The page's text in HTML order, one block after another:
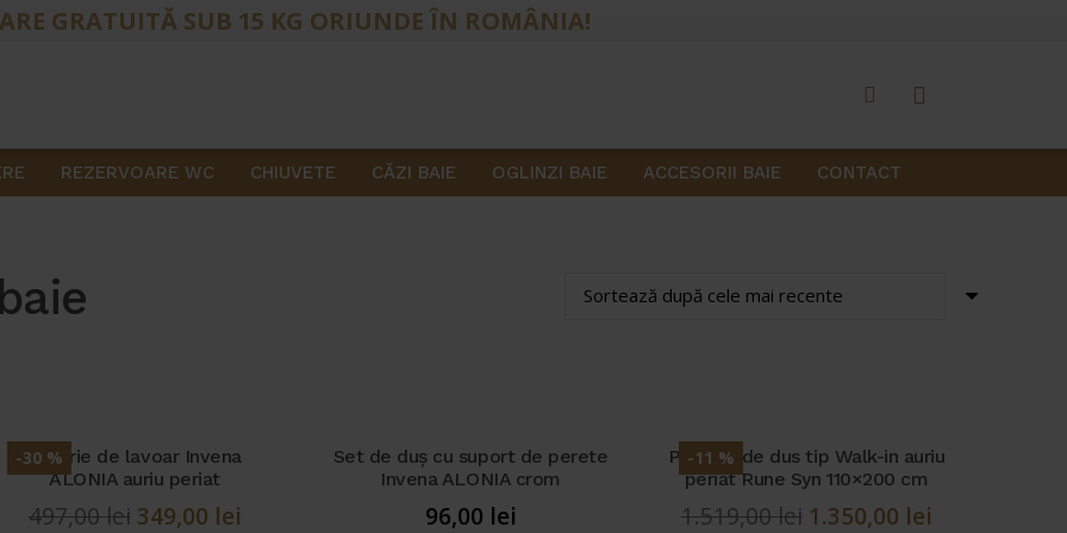
GRATUITĂ SUB 15 KG ORIUNDE ÎN ROMÂNIA!
REZERVOARE WC CHIUVETE CĂZI BAIE OGLINZI BAIE ACCESORII BAIE CONTACT
baie
-30 %
Baterie de lavoar Invena
ALONIA auriu periat
497,00lei Prețul
349,00 lei
Set de duș cu suport de perete
Invena ALONIA crom
96,00 lei
-11 %
Paravan de dus tip Walk-in auriu
periat Rune Syn 110×200 cm
1.519,00lei Prețul
1.350,00 lei